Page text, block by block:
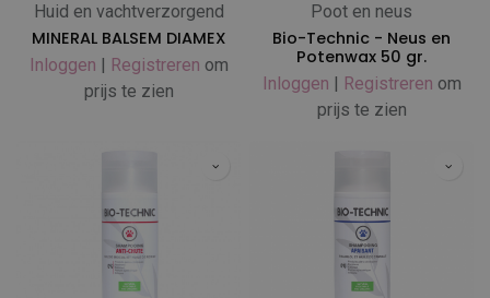
Huid en vachtverzorgend
MINERAL BALSEM DIAMEX
Inloggen | Registreren om
prijs te zien
Poot en neus
Bio-Technic - Neus en
Potenwax 50 gr.
Inloggen | Registreren om
prijs te zien